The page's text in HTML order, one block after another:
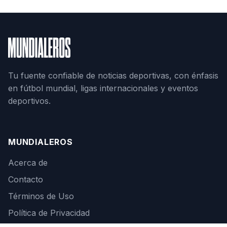
Tu fuente confiable de noticias deportivas, con énfasis
en fútbol mundial, ligas internacionales y eventos
deportivos.
MUNDIALEROS
Acerca de
Contacto
Términos de Uso
Política de Privacidad